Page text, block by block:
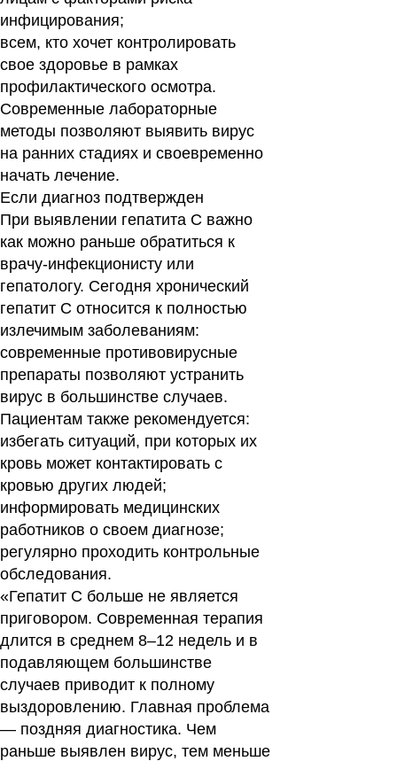
инфицирования;
всем, кто хочет контролировать
свое здоровье в рамках
профилактического осмотра.
Современные лабораторные
методы позволяют выявить вирус
на ранних стадиях и своевременно
начать лечение.
Если диагноз подтвержден
При выявлении гепатита C важно
как можно раньше обратиться к
врачу-инфекционисту или
гепатологу. Сегодня хронический
гепатит C относится к полностью
излечимым заболеваниям:
современные противовирусные
препараты позволяют устранить
вирус в большинстве случаев.
Пациентам также рекомендуется:
избегать ситуаций, при которых их
кровь может контактировать с
кровью других людей;
информировать медицинских
работников о своем диагнозе;
регулярно проходить контрольные
обследования.
«Гепатит C больше не является
приговором. Современная терапия
длится в среднем 8–12 недель и в
подавляющем большинстве
случаев приводит к полному
выздоровлению. Главная проблема
— поздняя диагностика. Чем
раньше выявлен вирус, тем меньше